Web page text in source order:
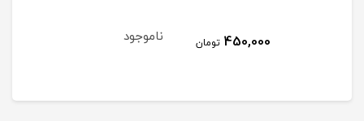
450,000 تومان ناموجود